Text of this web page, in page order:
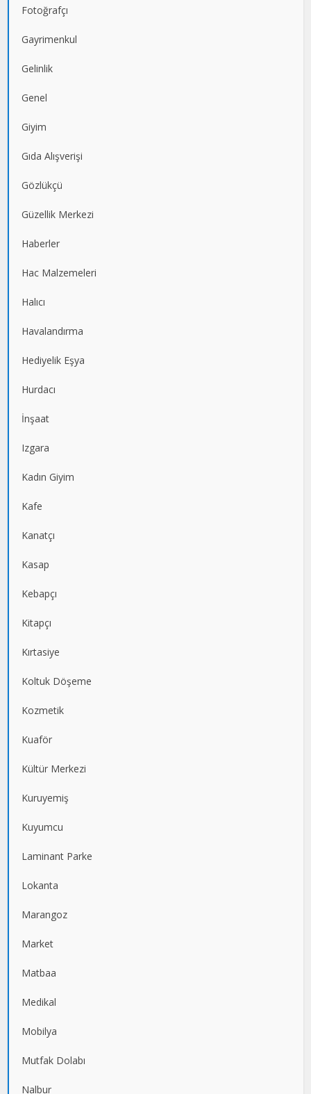
Fotoğrafçı
Gayrimenkul
Gelinlik
Genel
Giyim
Gıda Alışverişi
Gözlükçü
Güzellik Merkezi
Haberler
Hac Malzemeleri
Halıcı
Havalandırma
Hediyelik Eşya
Hurdacı
İnşaat
Izgara
Kadın Giyim
Kafe
Kanatçı
Kasap
Kebapçı
Kitapçı
Kırtasiye
Koltuk Döşeme
Kozmetik
Kuaför
Kültür Merkezi
Kuruyemiş
Kuyumcu
Laminant Parke
Lokanta
Marangoz
Market
Matbaa
Medikal
Mobilya
Mutfak Dolabı
Nalbur